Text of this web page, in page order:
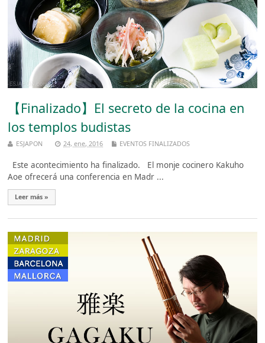
【Finalizado】El secreto de la cocina en
los templos budistas
ESJAPON 24, ene, 2016 EVENTOS FINALIZADOS
Este acontecimiento ha finalizado. El monje cocinero Kakuho
Aoe ofrecerá una conferencia en Madr ...
Leer más »